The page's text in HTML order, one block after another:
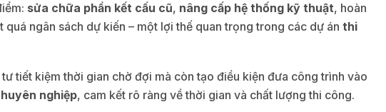
sửa chữa phần kết cấu cũ, nâng cấp hệ thống kỹ thuật, hoàn
ngân sách dự kiến – một lợi thế quan trọng trong các dự án thi
tiết kiệm thời gian chờ đợi mà còn tạo điều kiện đưa công trình vào
nghiệp, cam kết rõ ràng về thời gian và chất lượng thi công.